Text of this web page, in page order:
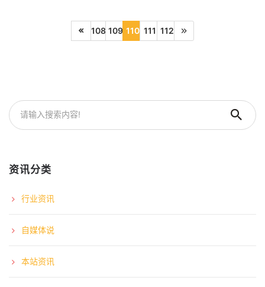
108 109 110 111 112
资讯分类
行业资讯
自媒体说
本站资讯